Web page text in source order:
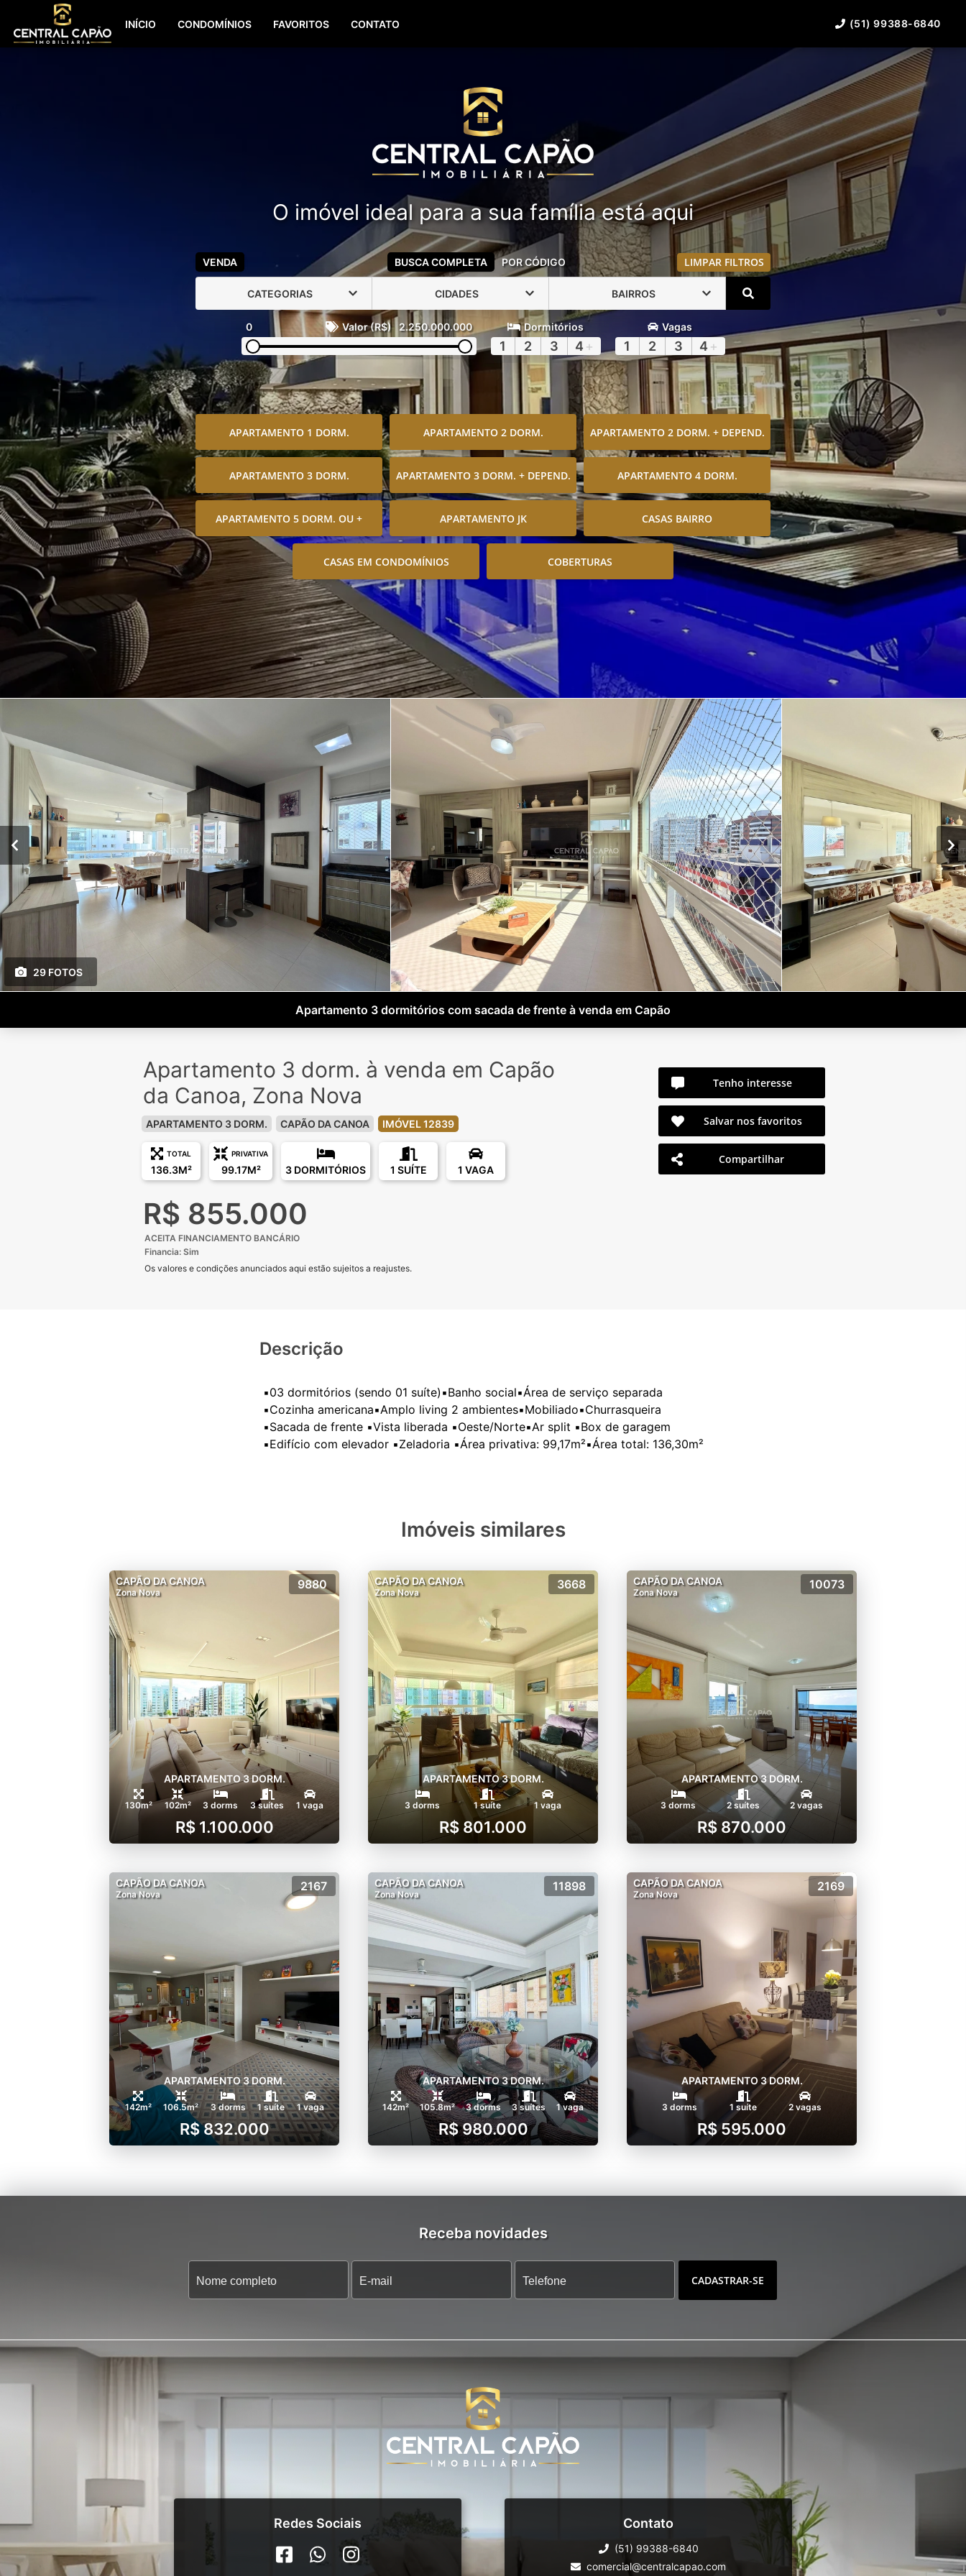
INÍCIO CONDOMÍNIOS FAVORITOS CONTATO (51) 99388-6840
O imóvel ideal para a sua família está aqui
VENDA BUSCA COMPLETA POR CÓDIGO LIMPAR FILTROS
CATEGORIAS CIDADES BAIRROS
0 Valor (R$) 2.250.000.000 Dormitórios
1 2 3 4 +
Vagas
1 2 3 4 +
APARTAMENTO 1 DORM. APARTAMENTO 2 DORM. APARTAMENTO 2 DORM. + DEPEND.
APARTAMENTO 3 DORM. APARTAMENTO 3 DORM. + DEPEND. APARTAMENTO 4 DORM.
APARTAMENTO 5 DORM. OU + APARTAMENTO JK CASAS BAIRRO
CASAS EM CONDOMÍNIOS COBERTURAS
29 FOTOS
Apartamento 3 dormitórios com sacada de frente à venda em Capão
Apartamento 3 dorm. à venda em Capão
da Canoa, Zona Nova
APARTAMENTO 3 DORM. CAPÃO DA CANOA IMÓVEL 12839
TOTAL
136.3M²
PRIVATIVA
99.17M² 3 DORMITÓRIOS 1 SUÍTE 1 VAGA
R$ 855.000
ACEITA FINANCIAMENTO BANCÁRIO
Financia: Sim
Os valores e condições anunciados aqui estão sujeitos a reajustes.
Tenho interesse
Salvar nos favoritos
Compartilhar
Descrição
▪️03 dormitórios (sendo 01 suíte)▪️Banho social▪️Área de serviço separada
▪️Cozinha americana▪️Amplo living 2 ambientes▪️Mobiliado▪️Churrasqueira
▪️Sacada de frente ▪️Vista liberada ▪️⁠Oeste/Norte▪️⁠Ar split ▪️⁠Box de garagem
Imóveis similares
CAPÃO DA CANOA
Zona Nova
9880
APARTAMENTO 3 DORM.
130m² 102m² 3 dorms 3 suítes 1 vaga
R$ 1.100.000
CAPÃO DA CANOA
Zona Nova
3668
APARTAMENTO 3 DORM.
3 dorms 1 suíte 1 vaga
R$ 801.000
CAPÃO DA CANOA
Zona Nova
10073
APARTAMENTO 3 DORM.
3 dorms 2 suítes 2 vagas
R$ 870.000
CAPÃO DA CANOA
Zona Nova
2167
APARTAMENTO 3 DORM.
142m² 106.5m² 3 dorms 1 suíte 1 vaga
R$ 832.000
CAPÃO DA CANOA
Zona Nova
11898
APARTAMENTO 3 DORM.
142m² 105.8m² 3 dorms 3 suítes 1 vaga
R$ 980.000
CAPÃO DA CANOA
Zona Nova
2169
APARTAMENTO 3 DORM.
3 dorms 1 suíte 2 vagas
R$ 595.000
Receba novidades
CADASTRAR-SE
Redes Sociais Contato
(51) 99388-6840
comercial@centralcapao.com